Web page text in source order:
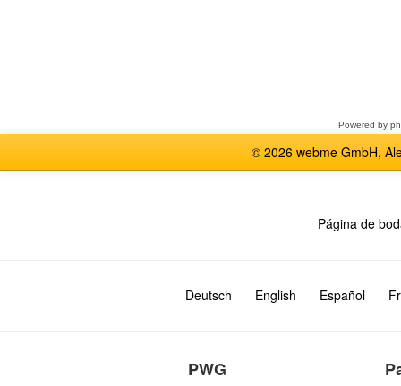
Powered by
© 2026 webme GmbH,
Página de
Deutsch English Español
PWG